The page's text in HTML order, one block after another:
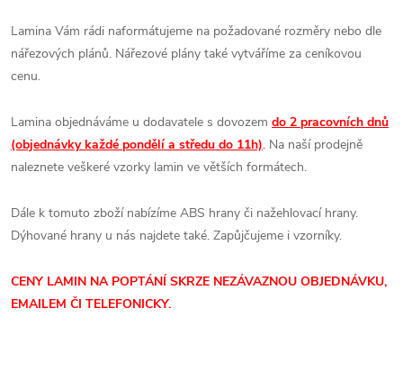
Lamina Vám rádi naformátujeme na požadované rozměry nebo dle
nářezových plánů. Nářezové plány také vytváříme za ceníkovou
cenu.
Lamina objednáváme u dodavatele s dovozem do 2 pracovních dnů
(objednávky každé pondělí a středu do 11h). Na naší prodejně
naleznete veškeré vzorky lamin ve větších formátech.
Dále k tomuto zboží nabízíme ABS hrany či nažehlovací hrany.
Dýhované hrany u nás najdete také. Zapůjčujeme i vzorníky.
CENY LAMIN NA POPTÁNÍ SKRZE NEZÁVAZNOU OBJEDNÁVKU,
EMAILEM ČI TELEFONICKY.